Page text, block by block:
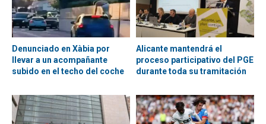
Denunciado en Xàbia por
llevar a un acompañante
subido en el techo del coche
Alicante mantendrá el
proceso participativo del PGE
durante toda su tramitación